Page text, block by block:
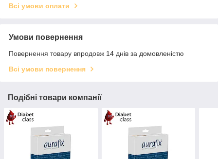
Всі умови оплати
Умови повернення
Повернення товару впродовж 14 днів за домовленістю
Всі умови повернення
Подібні товари компанії